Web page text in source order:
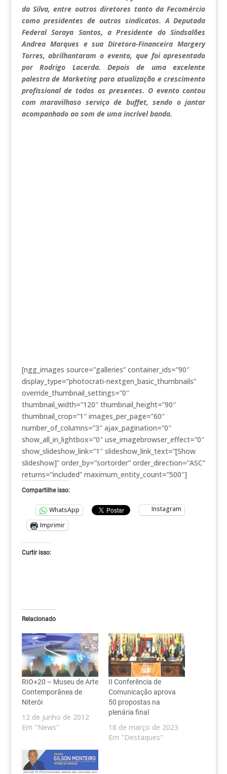
da Silva, entre outros diretores tanto da Fecomércio
como presidentes de outros sindicatos. A Deputada
Federal Soraya Santos, a Presidente do Sindsalões
Andrea Marques e sua Diretora-Financeira Margery
Torres, abrilhantaram o evento, que foi apresentado
por Rodrigo Lacerda. Depois de uma excelente
palestra de Marketing para atualização e crescimento
profissional de todos os presentes. O evento contou
com maravilhoso serviço de buffet, sendo o jantar
acompanhado ao som de uma incrível banda.
[ngg_images source=”galleries” container_ids=”90″
display_type=”photocrati-nextgen_basic_thumbnails”
override_thumbnail_settings=”0″
thumbnail_width=”120″ thumbnail_height=”90″
thumbnail_crop=”1″ images_per_page=”60″
number_of_columns=”3″ ajax_pagination=”0″
show_all_in_lightbox=”0″ use_imagebrowser_effect=”0″
show_slideshow_link=”1″ slideshow_link_text=”[Show
slideshow]” order_by=”sortorder” order_direction=”ASC”
returns=”included” maximum_entity_count=”500″]
Compartilhe isso:
WhatsApp
Instagram
Imprimir
Curtir isso:
Relacionado
RIO+20 – Museu de Arte
Contemporânea de
Niterói
12 de junho de 2012
Em "News"
II Conferência de
Comunicação aprova
50 propostas na
plenária final
18 de março de 2023
Em "Destaques"